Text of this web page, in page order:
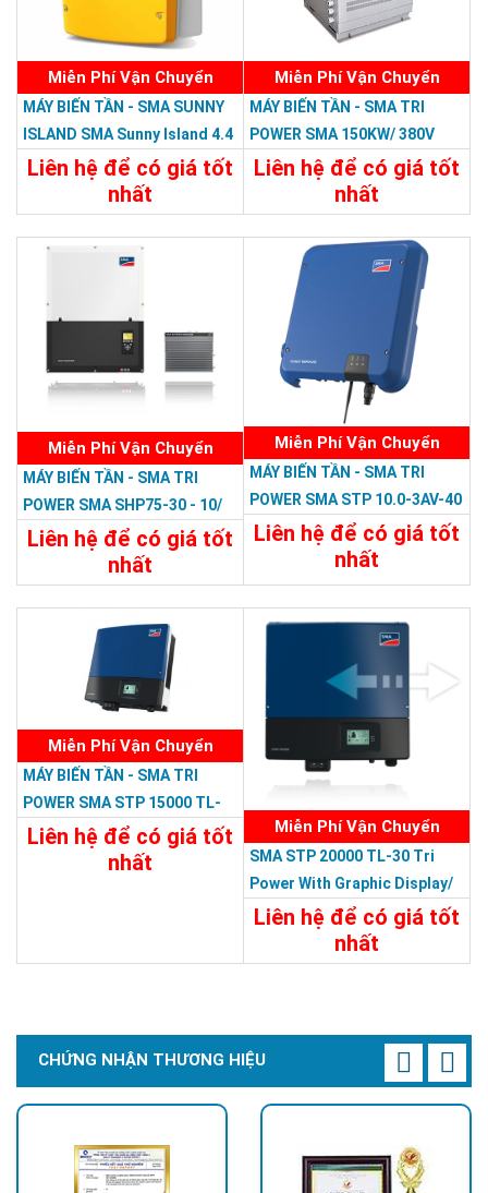
Miễn Phí Vận Chuyển
MÁY BIẾN TẦN - SMA SUNNY
ISLAND SMA Sunny Island 4.4
H-12
Liên hệ để có giá tốt
nhất
Miễn Phí Vận Chuyển
MÁY BIẾN TẦN - SMA TRI
POWER SMA 150KW/ 380V
Liên hệ để có giá tốt
nhất
Miễn Phí Vận Chuyển
MÁY BIẾN TẦN - SMA TRI
POWER SMA SHP75-30 - 10/
380V
Liên hệ để có giá tốt
nhất
Miễn Phí Vận Chuyển
MÁY BIẾN TẦN - SMA TRI
POWER SMA STP 10.0-3AV-40
Tri Power/380V 10 KW, 3 PHA
Liên hệ để có giá tốt
nhất
Miễn Phí Vận Chuyển
MÁY BIẾN TẦN - SMA TRI
POWER SMA STP 15000 TL-
10 Tri Power With Graphic
Display /380V
Liên hệ để có giá tốt
nhất
Miễn Phí Vận Chuyển
SMA STP 20000 TL-30 Tri
Power With Graphic Display/
380V
Liên hệ để có giá tốt
nhất
CHỨNG NHẬN THƯƠNG HIỆU